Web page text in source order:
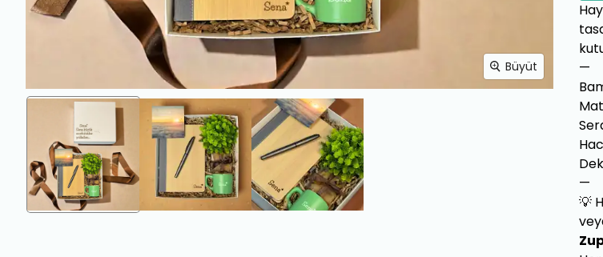
Büyüt
—
—
💡